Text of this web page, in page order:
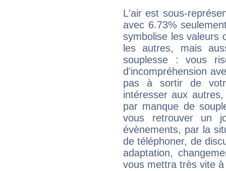
L'air est sous-
avec 6.73%
symbolise les valeurs
les autres, mais
souplesse : vous
d'incompréhension
pas à sortir de
intéresser aux
par manque de
vous retrouver un
évènements, par la
de téléphoner, de
adaptation,
vous mettra très vite